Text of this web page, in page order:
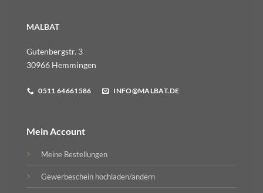
MALBAT
Gutenbergstr. 3
30966 Hemmingen
0511 64661586 INFO@MALBAT.DE
Mein Account
Meine Bestellungen
Gewerbeschein hochladen/ändern